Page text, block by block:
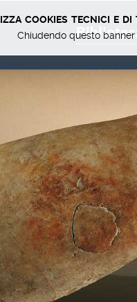
cookies tecnici e di
Chiudendo questo